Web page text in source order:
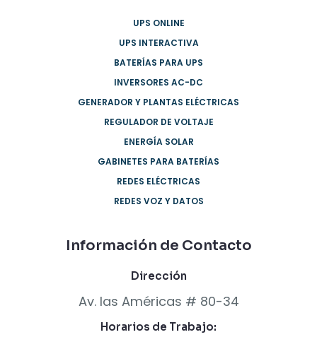
UPS ONLINE
UPS INTERACTIVA
BATERÍAS PARA UPS
INVERSORES AC-DC
GENERADOR Y PLANTAS ELÉCTRICAS
REGULADOR DE VOLTAJE
ENERGÍA SOLAR
GABINETES PARA BATERÍAS
REDES ELÉCTRICAS
REDES VOZ Y DATOS
Información de Contacto
Dirección
Av. las Américas # 80-34
Horarios de Trabajo: